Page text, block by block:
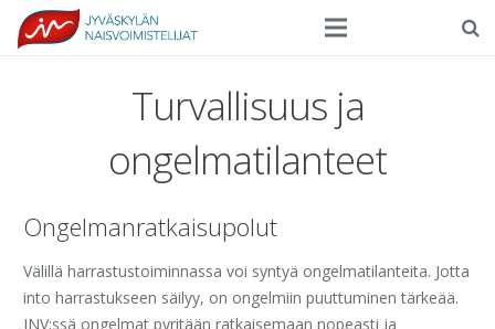
Tapahtumat
Ilmoittautuminen
Yhteystiedot
Turvallisuus ja
ongelmatilanteet
Ongelmanratkaisupolut
Välillä harrastustoiminnassa voi syntyä ongelmatilanteita. Jotta
into harrastukseen säilyy, on ongelmiin puuttuminen tärkeää.
JNV:ssä ongelmat pyritään ratkaisemaan nopeasti ja